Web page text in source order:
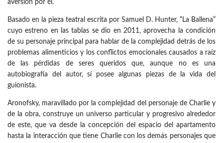
aversión por él.
Basado en la pieza teatral escrita por Samuel D. Hunter, “La Ballena”
cuyo estreno en las tablas se dio en 2011, aprovecha la condición
de su personaje principal para hablar de la complejidad detrás de los
problemas alimenticios y los conflictos emocionales causados a raíz
de las pérdidas de seres queridos que, aunque no es una
autobiografía del autor, sí posee algunas piezas de la vida del
guionista.
Aronofsky, maravillado por la complejidad del personaje de Charlie y
de la obra, construye un universo particular y progresivo alrededor
de este, que va desde la concepción del espacio del apartamento
hasta la interacción que tiene Charlie con los demás personajes que